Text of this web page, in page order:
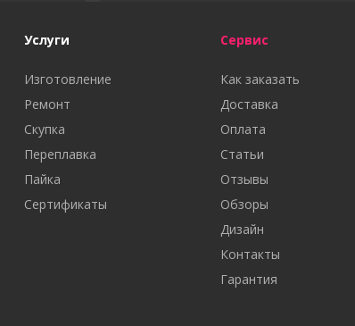
Услуги
Изготовление
Ремонт
Скупка
Переплавка
Пайка
Сертификаты
Сервис
Как заказать
Доставка
Оплата
Статьи
Отзывы
Обзоры
Дизайн
Контакты
Гарантия